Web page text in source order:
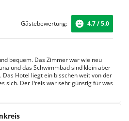
Gästebewertung: 4.7 / 5.0
bequem. Das Zimmer war wie neu
und das Schwimmbad sind klein aber
Das Hotel liegt ein bisschen weit von der
sich. Der Preis war sehr günstig für was